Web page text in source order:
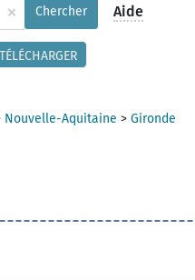
× Chercher Aide
TÉLÉCHARGER
Nouvelle-Aquitaine >Gironde